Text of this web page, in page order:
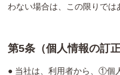
わない場合は、この限りでは
第5条（個人情報の訂
● 当社は、利用者から、①個